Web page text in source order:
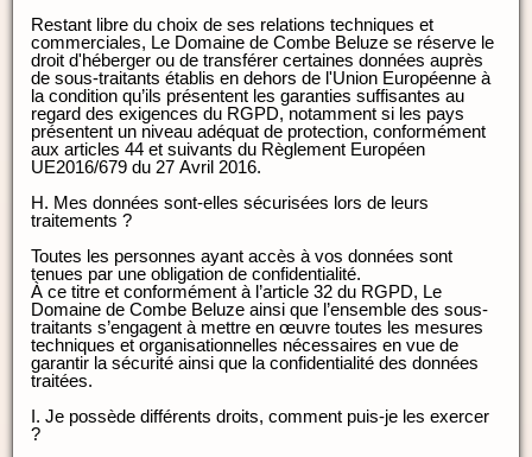
Restant libre du choix de ses relations techniques et
commerciales, Le Domaine de Combe Beluze se réserve le
droit d'héberger ou de transférer certaines données auprès
de sous-traitants établis en dehors de l'Union Européenne à
la condition qu’ils présentent les garanties suffisantes au
regard des exigences du RGPD, notamment si les pays
présentent un niveau adéquat de protection, conformément
aux articles 44 et suivants du Règlement Européen
UE2016/679 du 27 Avril 2016.
H. Mes données sont-elles sécurisées lors de leurs
traitements ?
Toutes les personnes ayant accès à vos données sont
tenues par une obligation de confidentialité.
À ce titre et conformément à l’article 32 du RGPD, Le
Domaine de Combe Beluze ainsi que l’ensemble des sous-
traitants s’engagent à mettre en œuvre toutes les mesures
techniques et organisationnelles nécessaires en vue de
garantir la sécurité ainsi que la confidentialité des données
traitées.
I. Je possède différents droits, comment puis-je les exercer
?